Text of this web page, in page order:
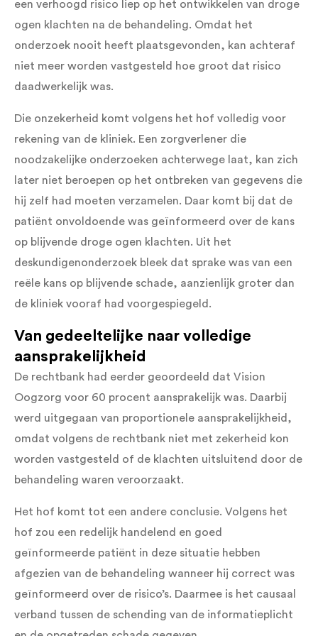
een verhoogd risico liep op het ontwikkelen van droge
ogen klachten na de behandeling. Omdat het
onderzoek nooit heeft plaatsgevonden, kan achteraf
niet meer worden vastgesteld hoe groot dat risico
daadwerkelijk was.
Die onzekerheid komt volgens het hof volledig voor
rekening van de kliniek. Een zorgverlener die
noodzakelijke onderzoeken achterwege laat, kan zich
later niet beroepen op het ontbreken van gegevens die
hij zelf had moeten verzamelen. Daar komt bij dat de
patiënt onvoldoende was geïnformeerd over de kans
op blijvende droge ogen klachten. Uit het
deskundigenonderzoek bleek dat sprake was van een
reële kans op blijvende schade, aanzienlijk groter dan
de kliniek vooraf had voorgespiegeld.
Van gedeeltelijke naar volledige
aansprakelijkheid
De rechtbank had eerder geoordeeld dat Vision
Oogzorg voor 60 procent aansprakelijk was. Daarbij
werd uitgegaan van proportionele aansprakelijkheid,
omdat volgens de rechtbank niet met zekerheid kon
worden vastgesteld of de klachten uitsluitend door de
behandeling waren veroorzaakt.
Het hof komt tot een andere conclusie. Volgens het
hof zou een redelijk handelend en goed
geïnformeerde patiënt in deze situatie hebben
afgezien van de behandeling wanneer hij correct was
geïnformeerd over de risico’s. Daarmee is het causaal
verband tussen de schending van de informatieplicht